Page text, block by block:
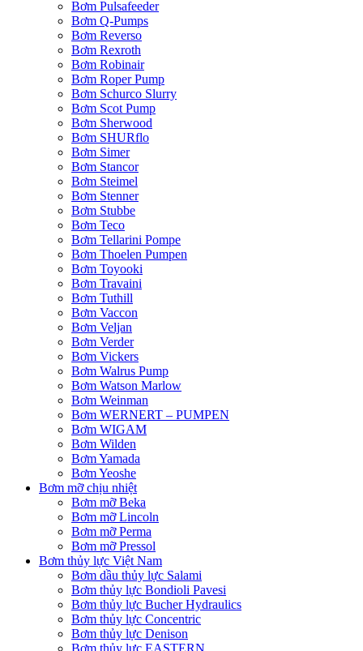
Bơm Pulsafeeder
Bơm Q-Pumps
Bơm Reverso
Bơm Rexroth
Bơm Robinair
Bơm Roper Pump
Bơm Schurco Slurry
Bơm Scot Pump
Bơm Sherwood
Bơm SHURflo
Bơm Simer
Bơm Stancor
Bơm Steimel
Bơm Stenner
Bơm Stubbe
Bơm Teco
Bơm Tellarini Pompe
Bơm Thoelen Pumpen
Bơm Toyooki
Bơm Travaini
Bơm Tuthill
Bơm Vaccon
Bơm Veljan
Bơm Verder
Bơm Vickers
Bơm Walrus Pump
Bơm Watson Marlow
Bơm Weinman
Bơm WERNERT – PUMPEN
Bơm WIGAM
Bơm Wilden
Bơm Yamada
Bơm Yeoshe
Bơm mỡ chịu nhiệt
Bơm mỡ Beka
Bơm mỡ Lincoln
Bơm mỡ Perma
Bơm mỡ Pressol
Bơm thủy lực Việt Nam
Bơm dầu thủy lực Salami
Bơm thủy lực Bondioli Pavesi
Bơm thủy lực Bucher Hydraulics
Bơm thủy lực Concentric
Bơm thủy lực Denison
Bơm thủy lực EASTERN